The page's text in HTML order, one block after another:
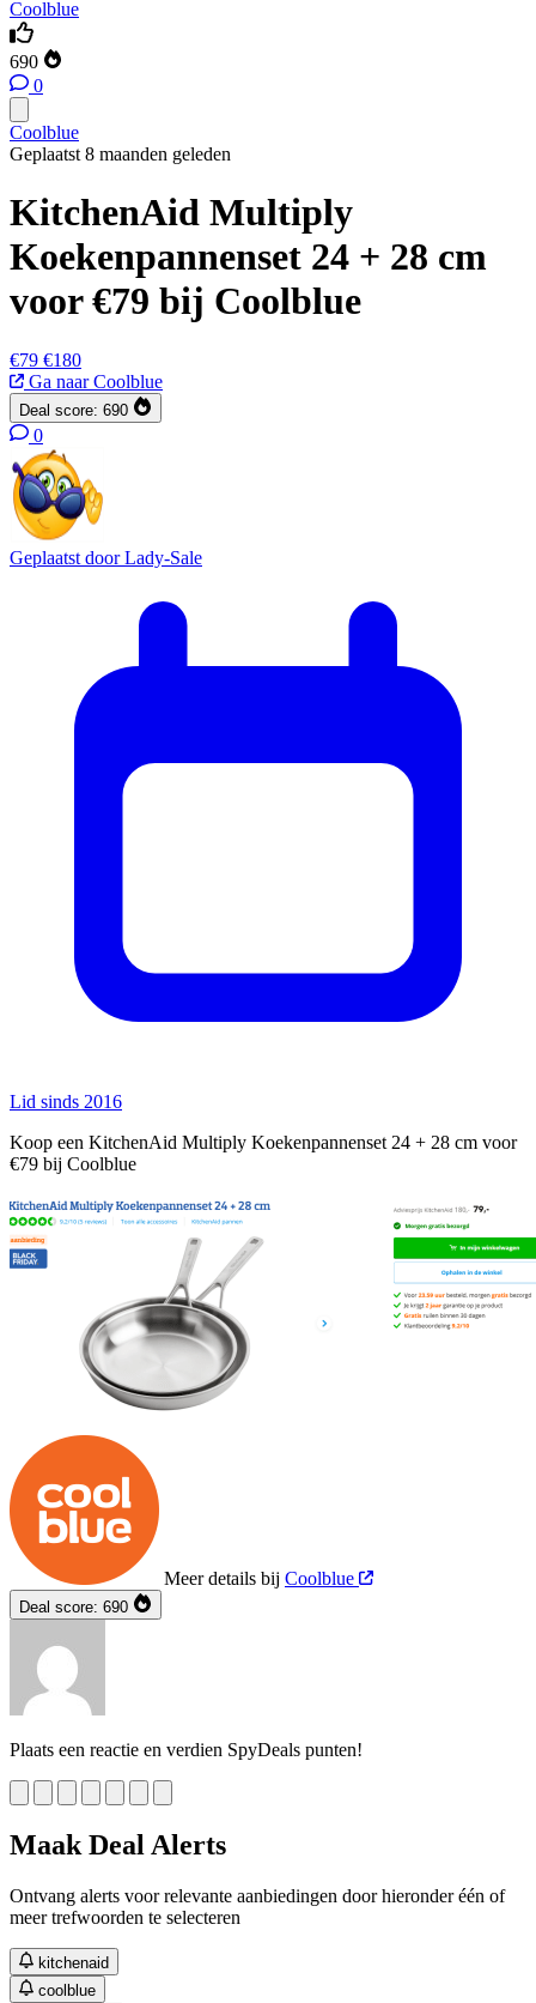
Coolblue
690
0
Coolblue
Geplaatst 8 maanden geleden
KitchenAid Multiply
Koekenpannenset 24 + 28 cm
voor €79 bij Coolblue
€79 €180
Ga naar Coolblue
Deal score: 690
0
Geplaatst doorLady-Sale
Lid sinds 2016
Koop een KitchenAid Multiply Koekenpannenset 24 + 28 cm voor
€79 bij Coolblue
Meer details bij Coolblue
Deal score: 690
Plaats een reactie en verdien SpyDeals punten!
Maak Deal Alerts
Ontvang alerts voor relevante aanbiedingen door hieronder één of
meer trefwoorden te selecteren
kitchenaid
coolblue